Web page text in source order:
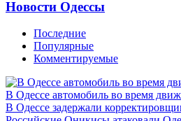
Новости Одессы
Последние
Популярные
Комментируемые
В Одессе автомобиль во время
В Одессе задержали